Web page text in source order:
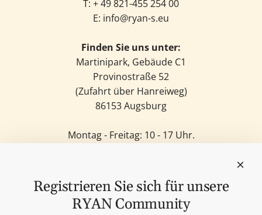
T: +49 821-455 254 00
E: info@ryan-s.eu
Finden Sie uns unter:
Martinipark, Gebäude C1
Provinostraße 52
(Zufahrt über Hanreiweg)
86153 Augsburg
Montag - Freitag: 10 - 17 Uhr.
Feinkost
Kerzen
Lifestyle & Deko
Registrieren Sie sich für unsere
RYAN Community